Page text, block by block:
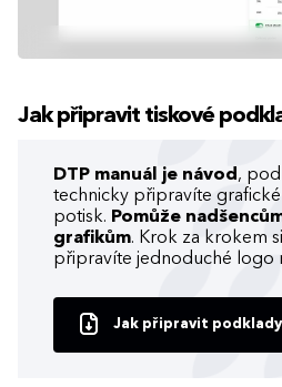
Jak připravit tiskové
DTP manuál je návod ,
technicky připravíte
potisk. Pomůže
grafikům. Krok za krokem
připravíte jednoduché logo
Jak připravit